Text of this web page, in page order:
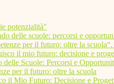
potenzialità"
delle scuole: percorsi e
per il futuro: oltre la
il mio futuro: decisione e
Scuole: Percorsi e
per il futuro: oltre la scuola
Mio Futuro: Decisione e